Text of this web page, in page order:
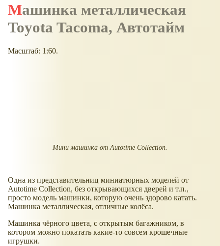
Машинка металлическая
Toyota Tacoma, Автотайм
Масштаб: 1:60.
Мини машинка от Autotime Collection.
Одна из представительниц миниатюрных моделей от
Autotime Collection, без открывающихся дверей и т.п.,
просто модель машинки, которую очень здорово катать.
Машинка металлическая, отличные колёса.
Машинка чёрного цвета, с открытым багажником, в
котором можно покатать какие-то совсем крошечные
игрушки.